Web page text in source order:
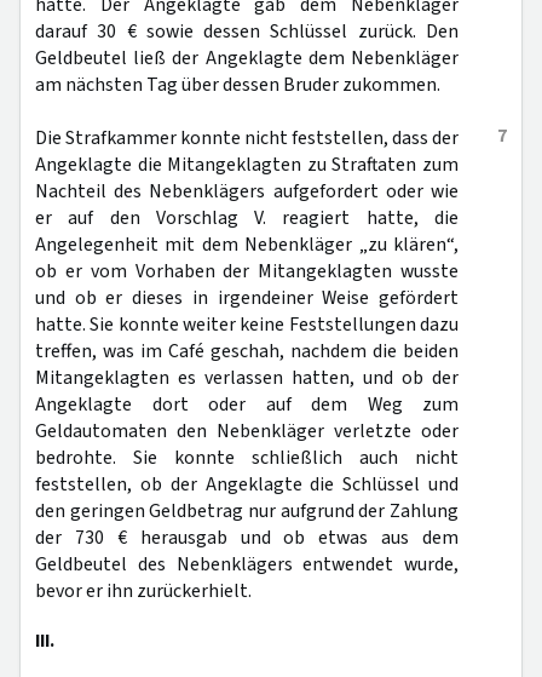
darauf 30 € sowie dessen Schlüssel zurück. Den
Geldbeutel ließ der Angeklagte dem Nebenkläger
am nächsten Tag über dessen Bruder zukommen.
7
Die Strafkammer konnte nicht feststellen, dass der
Angeklagte die Mitangeklagten zu Straftaten zum
Nachteil des Nebenklägers aufgefordert oder wie
er auf den Vorschlag V. reagiert hatte, die
Angelegenheit mit dem Nebenkläger „zu klären“,
ob er vom Vorhaben der Mitangeklagten wusste
und ob er dieses in irgendeiner Weise gefördert
hatte. Sie konnte weiter keine Feststellungen dazu
treffen, was im Café geschah, nachdem die beiden
Mitangeklagten es verlassen hatten, und ob der
Angeklagte dort oder auf dem Weg zum
Geldautomaten den Nebenkläger verletzte oder
bedrohte. Sie konnte schließlich auch nicht
feststellen, ob der Angeklagte die Schlüssel und
den geringen Geldbetrag nur aufgrund der Zahlung
der 730 € herausgab und ob etwas aus dem
Geldbeutel des Nebenklägers entwendet wurde,
bevor er ihn zurückerhielt.
III.